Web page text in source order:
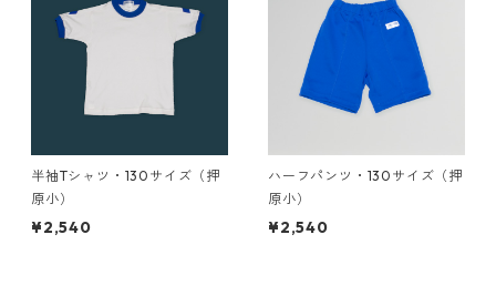
半袖Tシャツ・130サイズ（押
原小）
¥2,540
ハーフパンツ・130サイズ（押
原小）
¥2,540